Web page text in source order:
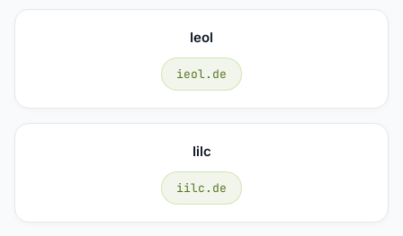
Ieol
ieol.de
Iilc
iilc.de